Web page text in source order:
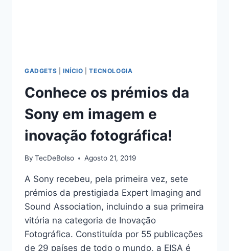
GADGETS INÍCIO |TECNOLOGIA
Conhece os prémios da
Sony em imagem e
inovação fotográfica!
By TecDeBolso Agosto 21, 2019
A Sony recebeu, pela primeira vez, sete
prémios da prestigiada Expert Imaging and
Sound Association, incluindo a sua primeira
vitória na categoria de Inovação
Fotográfica. Constituída por 55 publicações
de 29 países de todo o mundo, a EISA é